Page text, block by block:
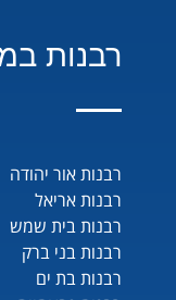
רבנות
רבנות אור יהודה
רבנות אריאל
רבנות בית שמש
רבנות בני ברק
רבנות בת ים